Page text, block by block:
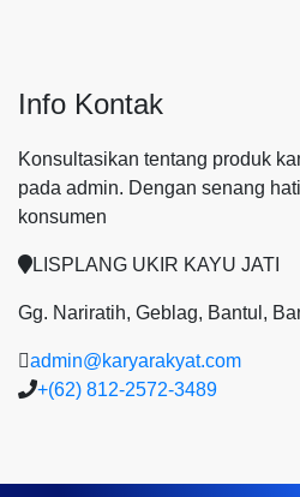
Info Kontak
Konsultasikan tentang produk
pada admin. Dengan senang
konsumen
LISPLANG UKIR KAYU JATI
Gg. Nariratih, Geblag, Bantul,
admin@karyarakyat.com
+(62) 812-2572-3489